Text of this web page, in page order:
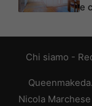
e
Chi siamo -
Nicola